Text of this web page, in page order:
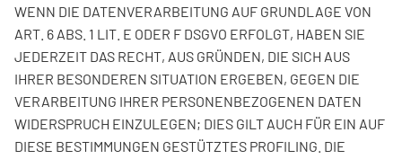
WENN DIE DATENVERARBEITUNG AUF GRUNDLAGE VON
ART. 6 ABS. 1 LIT. E ODER F DSGVO ERFOLGT, HABEN SIE
JEDERZEIT DAS RECHT, AUS GRÜNDEN, DIE SICH AUS
IHRER BESONDEREN SITUATION ERGEBEN, GEGEN DIE
VERARBEITUNG IHRER PERSONENBEZOGENEN DATEN
WIDERSPRUCH EINZULEGEN; DIES GILT AUCH FÜR EIN AUF
DIESE BESTIMMUNGEN GESTÜTZTES PROFILING. DIE